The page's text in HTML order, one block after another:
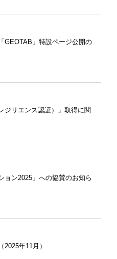
GEOTAB」特設ページ公開の
ジリエンス認証）」取得に関
ョン2025」への協賛のお知ら
年11月）